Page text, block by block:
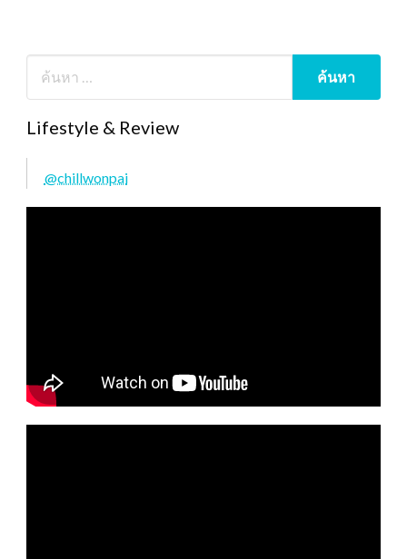
Lifestyle & Review
@chillwonpai